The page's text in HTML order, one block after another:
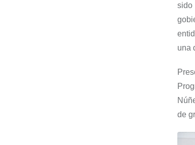
una
de